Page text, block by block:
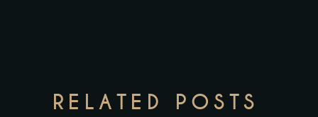
RELATED POSTS